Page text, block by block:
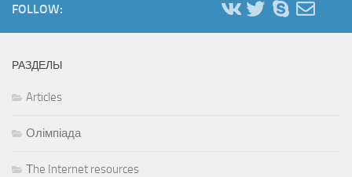
FOLLOW:
РАЗДЕЛЫ
Articles
Олімпіада
Тhe Internet resources